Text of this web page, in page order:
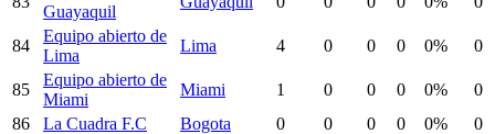
Guayaquil
84
Equipo abierto de
Lima
Lima 4 0 0 0 0% 0
85
Equipo abierto de
Miami
Miami 1 0 0 0 0%
0
86
La Cuadra F.C Bogota 0 0 0 0 0%
0